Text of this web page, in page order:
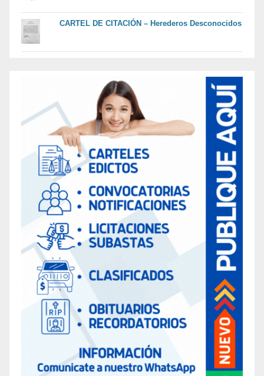
CARTEL DE CITACIÓN – Herederos Desconocidos